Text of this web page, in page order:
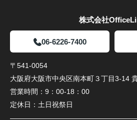
株式会社
06-6226-7400
〒541-0054
大阪府大阪市中央区南本町３丁目3-14
営業時間： 9：00-18：00
定休日： 土日祝祭日